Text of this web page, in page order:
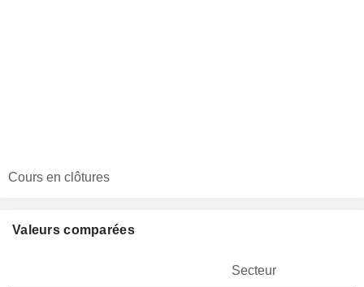
Cours en clôtures
Valeurs comparées
Secteur